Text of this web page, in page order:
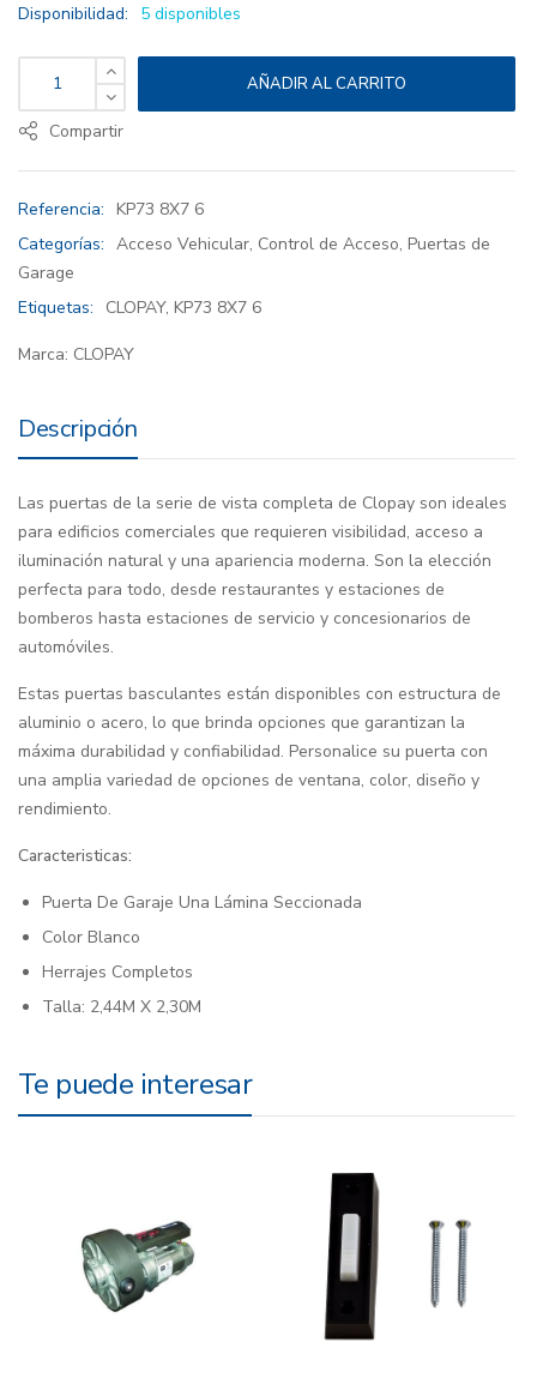
Disponibilidad: 5 disponibles
AÑADIR AL CARRITO
Compartir
Referencia: KP73 8X7 6
Categorías: Acceso Vehicular, Control de Acceso, Puertas de
Garage
Etiquetas:
CLOPAY, KP73 8X7 6
Marca: CLOPAY
Descripción
Las puertas de la serie de vista completa de Clopay son ideales
para edificios comerciales que requieren visibilidad, acceso a
iluminación natural y una apariencia moderna. Son la elección
perfecta para todo, desde restaurantes y estaciones de
bomberos hasta estaciones de servicio y concesionarios de
automóviles.
Estas puertas basculantes están disponibles con estructura de
aluminio o acero, lo que brinda opciones que garantizan la
máxima durabilidad y confiabilidad. Personalice su puerta con
una amplia variedad de opciones de ventana, color, diseño y
rendimiento.
Caracteristicas:
Puerta De Garaje Una Lámina Seccionada
Color Blanco
Herrajes Completos
Talla: 2,44M X 2,30M
Te puede interesar